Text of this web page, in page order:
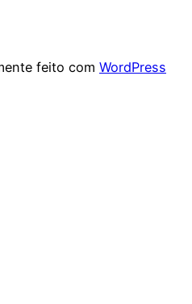
feito com WordPress